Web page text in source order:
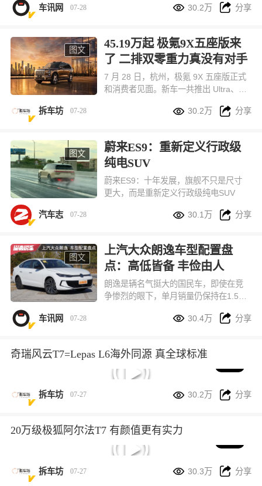
月13日正式开启预售。
车讯网 07-28  30.2万  分享
图文
45.19万起 极氪9X五座版来
了 二排双零重力真没有对手
7 月 28 日，杭州，极氪 9X 五座版正式
和消费者见面。新车一共推出 Ultra、Hy
万 - 58.59 万，现在下定享受限时政
8 日到 8 月 31 日，只要支付 2 万元定
金，就能拿到一整套超值福利，音响、
大屏、轮毂、智驾系统全都免费送，置
换、充电补贴也一并拉满。
拆车坊 07-28  30.2万  分享
图文
蔚来ES9：重新定义行政级
纯电SUV
蔚来ES9：十年发展，旗舰不只是尺寸
更大，而是重新定义行政级纯电SUV
汽车志 07-28  30.1万  分享
图文
上汽大众朗逸车型配置盘
点：高低皆备 丰俭由人
朗逸是辆名气挺大的国民车，即使在竞
争惨烈的眼下，单月销量仍保持在1.5万
处，本文对其车型配置进行一番盘点，
车讯网 07-28  30.4万  分享
奇瑞风云T7=Lepas L6海外同源 真全球标准
拆车坊 07-27  30.2万  分享
20万级极狐阿尔法T7 有颜值更有实力
拆车坊 07-27  30.3万  分享